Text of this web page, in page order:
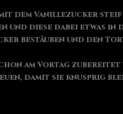
dem Vanillezucker
diese dabei etwas in
bestäuben und den
am Vortag
damit sie knusprig